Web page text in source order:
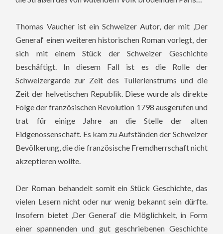
Thomas Vaucher ist ein Schweizer Autor, der mit ‚Der
General‘ einen weiteren historischen Roman vorlegt, der
sich mit einem Stück der Schweizer Geschichte
beschäftigt. In diesem Fall ist es die Rolle der
Schweizergarde zur Zeit des Tuilerienstrums und die
Zeit der helvetischen Republik. Diese wurde als direkte
Folge der französischen Revolution 1798 ausgerufen und
trat für einige Jahre an die Stelle der alten
Eidgenossenschaft. Es kam zu Aufständen der Schweizer
Bevölkerung, die die französische Fremdherrschaft nicht
akzeptieren wollte.
Der Roman behandelt somit ein Stück Geschichte, das
vielen Lesern nicht oder nur wenig bekannt sein dürfte.
Insofern bietet ‚Der General‘ die Möglichkeit, in Form
einer spannenden und gut geschriebenen Geschichte